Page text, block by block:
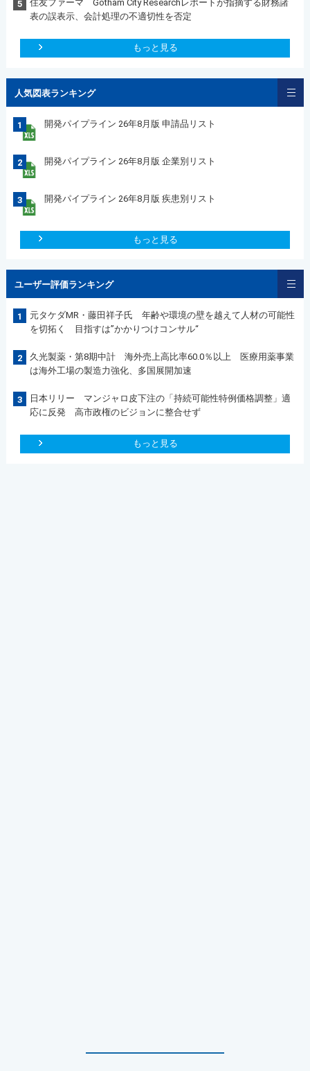
5
住友ファーマ Gotham City Researchレポートが指摘する財務諸
表の誤表示、会計処理の不適切性を否定
もっと見る
人気図表ランキング
1 開発パイプライン 26年8月版 申請品リスト
2 開発パイプライン 26年8月版 企業別リスト
3 開発パイプライン 26年8月版 疾患別リスト
もっと見る
ユーザー評価ランキング
1
元タケダMR・藤田祥子氏 年齢や環境の壁を越えて人材の可能性
を切拓く 目指すは”かかりつけコンサル“
2
久光製薬・第8期中計 海外売上高比率60.0％以上 医療用薬事業
は海外工場の製造力強化、多国展開加速
3
日本リリー マンジャロ皮下注の「持続可能性特例価格調整」適
応に反発 高市政権のビジョンに整合せず
もっと見る